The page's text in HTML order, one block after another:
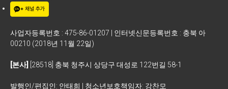
사업자등록번호 : 475-86-01207 | 인터넷신문등록번호 : 충북 아
00210 (2018년 11월 22일)
[본사] [28518] 충북 청주시 상당구 대성로 122번길 58-1
발행인/편집인: 안태희 | 청소년보호책임자: 강찬모